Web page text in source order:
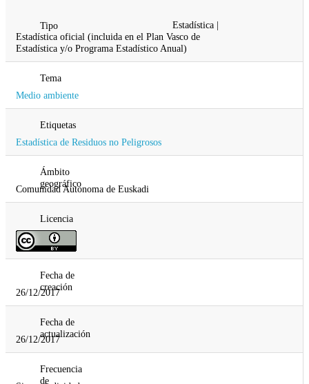
Tipo
Estadística |
Estadística oficial (incluida en el Plan Vasco de
Estadística y/o Programa Estadístico Anual)
Tema
Medio ambiente
Etiquetas
Estadística de Residuos no Peligrosos
Ámbito
geográfico
Comunidad Autonoma de Euskadi
Licencia
Fecha de
creación
26/12/2017
Fecha de
actualización
26/12/2017
Frecuencia
de